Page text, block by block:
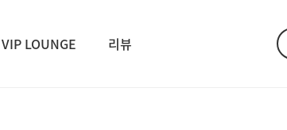
VIP LOUNGE 리뷰